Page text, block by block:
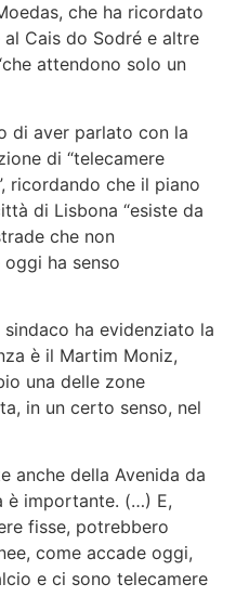
che ha ricordato
al Cais do Sodré e altre
attendono solo un
di aver parlato con la
di “telecamere
ricordando che il piano
di Lisbona “esiste da
che non
ha senso
ha evidenziato la
è il Martim Moniz,
una delle zone
in un certo senso, nel
anche della Avenida da
è importante. (…) E,
fisse, potrebbero
come accade oggi,
e ci sono telecamere